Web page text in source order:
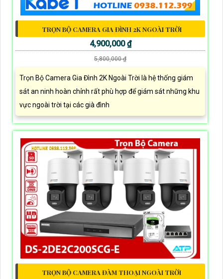
TRỌN BỘ CAMERA GIA ĐÌNH 2K NGOÀI TRỜI
4,900,000 ₫
5,800,000 ₫
Trọn Bộ Camera Gia Đình 2K Ngoài Trời là hệ thống giám
sát an ninh hoàn chỉnh rất phù hợp để giám sát những khu
vực ngoài trời tại các già đình
TRỌN BỘ CAMERA ĐÀM THOẠI NGOÀI TRỜI